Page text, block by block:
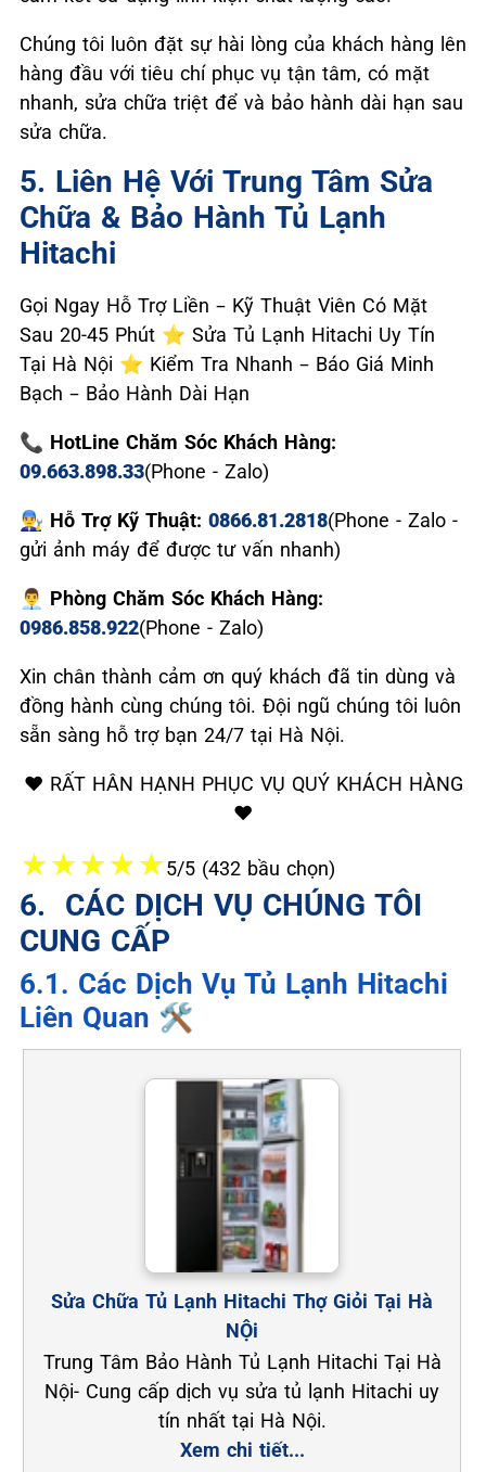
Chúng tôi luôn đặt sự hài lòng của khách hàng lên
hàng đầu với tiêu chí phục vụ tận tâm, có mặt
nhanh, sửa chữa triệt để và bảo hành dài hạn sau
sửa chữa.
5. Liên Hệ Với Trung Tâm Sửa
Chữa & Bảo Hành Tủ Lạnh
Hitachi
Gọi Ngay Hỗ Trợ Liền – Kỹ Thuật Viên Có Mặt
Sau 20-45 Phút ⭐ Sửa Tủ Lạnh Hitachi Uy Tín
Tại Hà Nội ⭐ Kiểm Tra Nhanh – Báo Giá Minh
Bạch – Bảo Hành Dài Hạn
📞 HotLine Chăm Sóc Khách Hàng:
09.663.898.33(Phone - Zalo)
👨‍🔧 Hỗ Trợ Kỹ Thuật: 0866.81.2818(Phone - Zalo -
gửi ảnh máy để được tư vấn nhanh)
👨‍💼 Phòng Chăm Sóc Khách Hàng:
0986.858.922(Phone - Zalo)
Xin chân thành cảm ơn quý khách đã tin dùng và
đồng hành cùng chúng tôi. Đội ngũ chúng tôi luôn
sẵn sàng hỗ trợ bạn 24/7 tại Hà Nội.
❤️ RẤT HÂN HẠNH PHỤC VỤ QUÝ KHÁCH HÀNG
❤️
★★★★★5/5 (432 bầu chọn)
6. ️ CÁC DỊCH VỤ CHÚNG TÔI
CUNG CẤP
6.1. Các Dịch Vụ Tủ Lạnh Hitachi
Liên Quan 🛠️
Sửa Chữa Tủ Lạnh Hitachi Thợ Giỏi Tại Hà
NỘi
Trung Tâm Bảo Hành Tủ Lạnh Hitachi Tại Hà
Nội- Cung cấp dịch vụ sửa tủ lạnh Hitachi uy
tín nhất tại Hà Nội.
Xem chi tiết...